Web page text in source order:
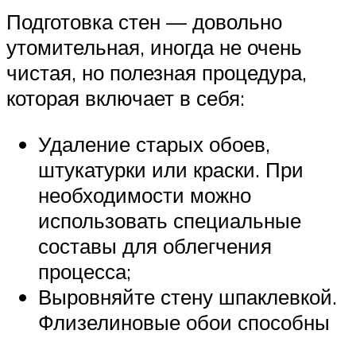
Подготовка стен — довольно
утомительная, иногда не очень
чистая, но полезная процедура,
которая включает в себя:
Удаление старых обоев,
штукатурки или краски. При
необходимости можно
использовать специальные
составы для облегчения
процесса;
Выровняйте стену шпаклевкой.
Флизелиновые обои способны